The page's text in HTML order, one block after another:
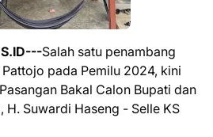
Salah satu penambang
pada Pemilu 2024, kini
Bakal Calon Bupati dan
H. Suwardi Haseng - Selle KS